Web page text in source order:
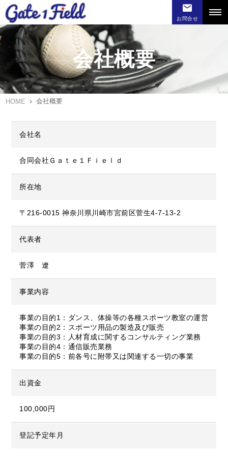
お問合せ
会社概要
HOME 会社概要
会社名
合同会社Ｇａｔｅ１Ｆｉｅｌｄ
所在地
〒216-0015 神奈川県川崎市宮前区菅生4-7-13-2
代表者
菅澤 遼
事業内容
事業の目的1：ダンス、体操等の各種スポーツ教室の運営
事業の目的2：スポーツ用品の製造及び販売
事業の目的3：人材育成に関するコンサルティング業務
事業の目的4：通信販売業務
事業の目的5：前各号に附帯又は関連する一切の事業
出資金
100,000円
登記予定年月